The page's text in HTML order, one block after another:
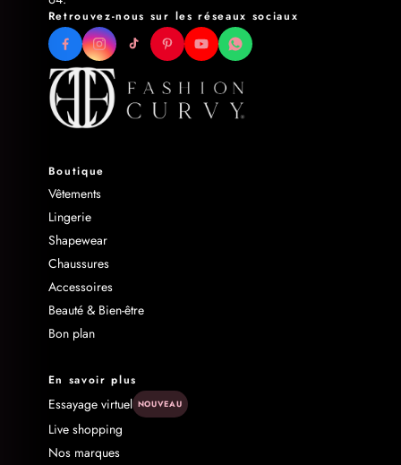
Retrouvez-nous sur les réseaux sociaux
Boutique
Vêtements
Lingerie
Shapewear
Chaussures
Accessoires
Beauté & Bien-être
Bon plan
En savoir plus
Essayage virtuel NOUVEAU
Live shopping
Nos marques